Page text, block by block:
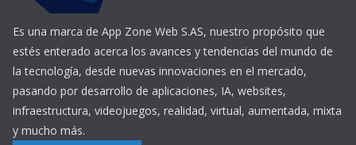
Es una marca de App Zone Web S.AS, nuestro propósito que
estés enterado acerca los avances y tendencias del mundo de
la tecnología, desde nuevas innovaciones en el mercado,
pasando por desarrollo de aplicaciones, IA, websites,
infraestructura, videojuegos, realidad, virtual, aumentada, mixta
y mucho más.